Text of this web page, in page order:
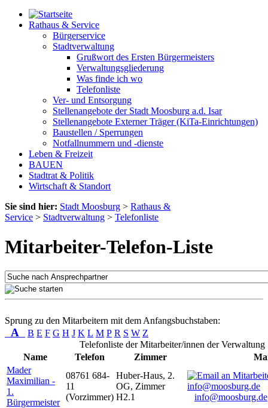
Rathaus & Service
Bürgerservice
Stadtverwaltung
Grußwort des Ersten Bürgermeisters
Verwaltungsgliederung
Was finde ich wo
Telefonliste
Ver- und Entsorgung
Stellenangebote der Stadt Moosburg a.d. Isar
Stellenangebote Externer Träger (KiTa-Einrichtungen)
Baustellen / Sperrungen
Notfallnummern und -dienste
Leben & Freizeit
BAUEN
Stadtrat & Politik
Wirtschaft & Standort
Sie sind hier: Stadt Moosburg > Rathaus &
Service > Stadtverwaltung > Telefonliste
Mitarbeiter-Telefon-Liste
Sprung zu den Mitarbeitern mit dem Anfangsbuchstaben:
A B E F G H J K L M P R S W Z
Telefonliste der Mitarbeiter/innen der Verwaltung
Name
Telefon Zimmer
Mader
Maximilian -
1.
Bürgermeister
08761 684-
11
(Vorzimmer)
Huber-Haus, 2.
OG, Zimmer
H2.1
info@moosburg.de